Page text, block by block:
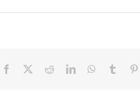
Facebook RedditLinkedInWhatsApp
Tumblr